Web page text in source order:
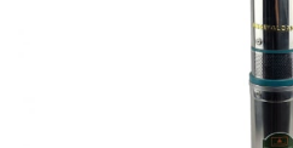
Auto, Moto, Vehicule Electrice
Instalatii luminoase, Brazi